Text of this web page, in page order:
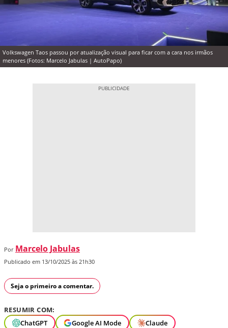
Volkswagen Taos passou por atualização visual para ficar com a cara nos irmãos
menores (Fotos: Marcelo Jabulas | AutoPapo)
Por Marcelo Jabulas
Publicado em 13/10/2025 às 21h30
Seja o primeiro a comentar.
RESUMIR COM:
ChatGPT
Google AI Mode
Claude